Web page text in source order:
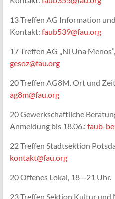
13 Treffen AG Information
Kontakt: faub539@fau.org
17 Treffen AG „Ni Una
gesoz@fau.org
20 Treffen AG8M. Ort und
ag8m@fau.org
20 Gewerkschaftliche
Anmeldung bis 18.06.: faub-
22 Treffen Stadtsektion
kontakt@fau.org
20 Offenes Lokal, 18—21 Uhr.
23 Treffen Sektion Kultur und